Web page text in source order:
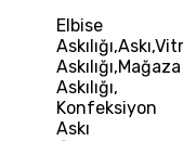
Elbise
Askılığı,Mağaza
Askılığı,
Konfeksiyon
Askı